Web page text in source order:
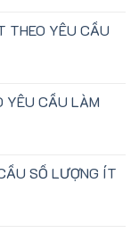
THEO YÊU CẦU
YÊU CẦU LÀM
SỐ LƯỢNG ÍT